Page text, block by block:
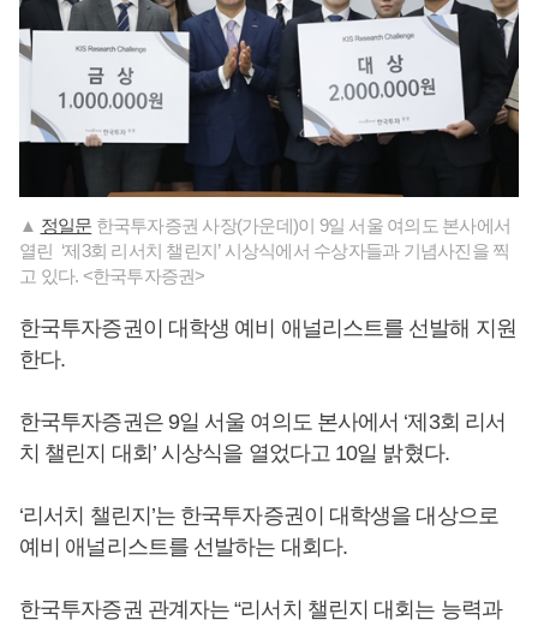
▲ 정일문 한국투자증권 사장(가운데)이 9일 서울 여의도 본사에서
열린 ‘제3회 리서치 챌린지’ 시상식에서 수상자들과 기념사진을 찍
고 있다. <한국투자증권>
한국투자증권이 대학생 예비 애널리스트를 선발해 지원
한다.
한국투자증권은 9일 서울 여의도 본사에서 ‘제3회 리서
치 챌린지 대회’ 시상식을 열었다고 10일 밝혔다.
‘리서치 챌린지’는 한국투자증권이 대학생을 대상으로
예비 애널리스트를 선발하는 대회다.
한국투자증권 관계자는 “리서치 챌린지 대회는 능력과